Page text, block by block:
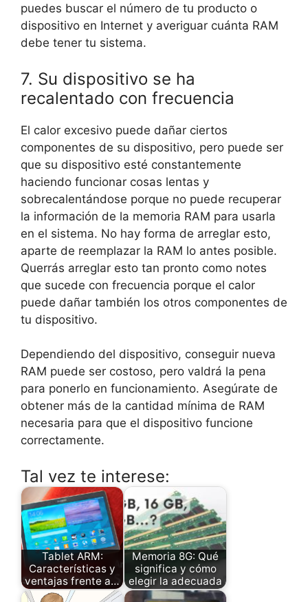
puedes buscar el número de tu producto o
dispositivo en Internet y averiguar cuánta RAM
debe tener tu sistema.
7. Su dispositivo se ha
recalentado con frecuencia
El calor excesivo puede dañar ciertos
componentes de su dispositivo, pero puede ser
que su dispositivo esté constantemente
haciendo funcionar cosas lentas y
sobrecalentándose porque no puede recuperar
la información de la memoria RAM para usarla
en el sistema. No hay forma de arreglar esto,
aparte de reemplazar la RAM lo antes posible.
Querrás arreglar esto tan pronto como notes
que sucede con frecuencia porque el calor
puede dañar también los otros componentes de
tu dispositivo.
Dependiendo del dispositivo, conseguir nueva
RAM puede ser costoso, pero valdrá la pena
para ponerlo en funcionamiento. Asegúrate de
obtener más de la cantidad mínima de RAM
necesaria para que el dispositivo funcione
correctamente.
Tal vez te interese:
Tablet ARM:
Características y
ventajas frente a…
Memoria 8G: Qué
significa y cómo
elegir la adecuada